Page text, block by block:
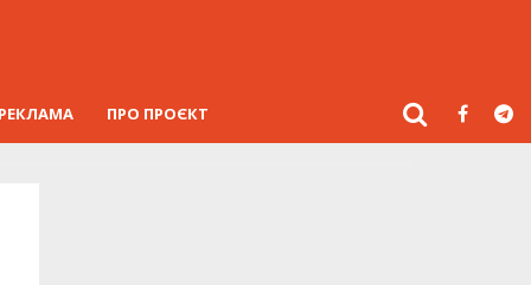
РЕКЛАМА ПРО ПРОЄКТ